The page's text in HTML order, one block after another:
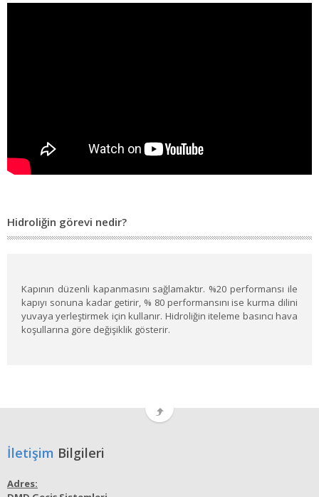
Hidroliğin görevi nedir?
Kapının düzenli kapanmasını sağlamaktır. %20 performansı ile
kapıyı sonuna kadar getirir, % 80 performansını ise kurma dilini
yuvaya yerleştirmek için kullanır. Hidroliğin iteleme basıncı hava
koşullarına göre değişiklik gösterir.
İletişim Bilgileri
Adres: